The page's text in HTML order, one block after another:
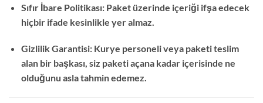
Sıfır İbare Politikası: Paket üzerinde içeriği ifşa edecek
hiçbir ifade kesinlikle yer almaz.
Gizlilik Garantisi: Kurye personeli veya paketi teslim
alan bir başkası, siz paketi açana kadar içerisinde ne
olduğunu asla tahmin edemez.